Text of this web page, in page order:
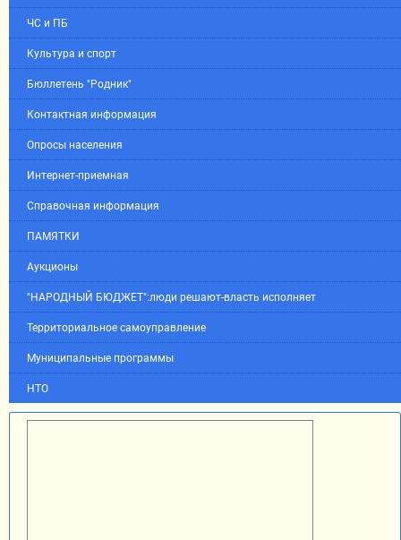
ЧС и ПБ
Культура и спорт
Бюллетень "Родник"
Контактная информация
Опросы населения
Интернет-приемная
Справочная информация
ПАМЯТКИ
Аукционы
"НАРОДНЫЙ БЮДЖЕТ":люди решают-власть исполняет
Территориальное самоуправление
Муниципальные программы
НТО